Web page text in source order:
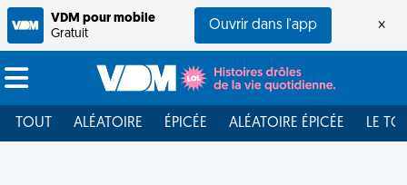
VDM pour mobile
Gratuit
Ouvrir dans l'app ×
TOUT ALÉATOIRE ÉPICÉE ALÉATOIRE ÉPICÉE LE